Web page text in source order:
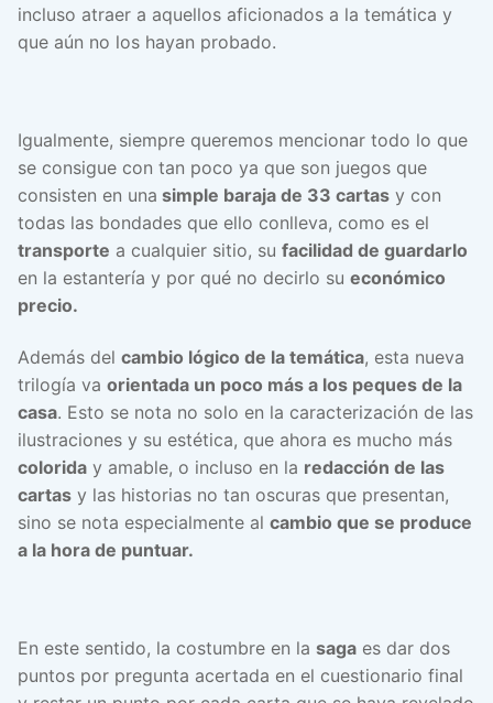
incluso atraer a aquellos aficionados a la temática y
que aún no los hayan probado.
Igualmente, siempre queremos mencionar todo lo que
se consigue con tan poco ya que son juegos que
consisten en una simple baraja de 33 cartas y con
todas las bondades que ello conlleva, como es el
transporte a cualquier sitio, su facilidad de guardarlo
en la estantería y por qué no decirlo su económico
precio.
Además del cambio lógico de la temática, esta nueva
trilogía va orientada un poco más a los peques de la
casa. Esto se nota no solo en la caracterización de las
ilustraciones y su estética, que ahora es mucho más
colorida y amable, o incluso en la redacción de las
cartas y las historias no tan oscuras que presentan,
sino se nota especialmente al cambio que se produce
a la hora de puntuar.
En este sentido, la costumbre en la saga es dar dos
puntos por pregunta acertada en el cuestionario final